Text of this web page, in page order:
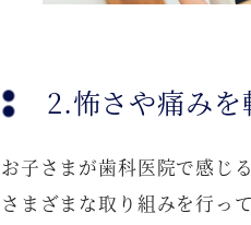
2.怖さや痛み
お子さまが歯科医院で感じ
さまざまな取り組みを行って